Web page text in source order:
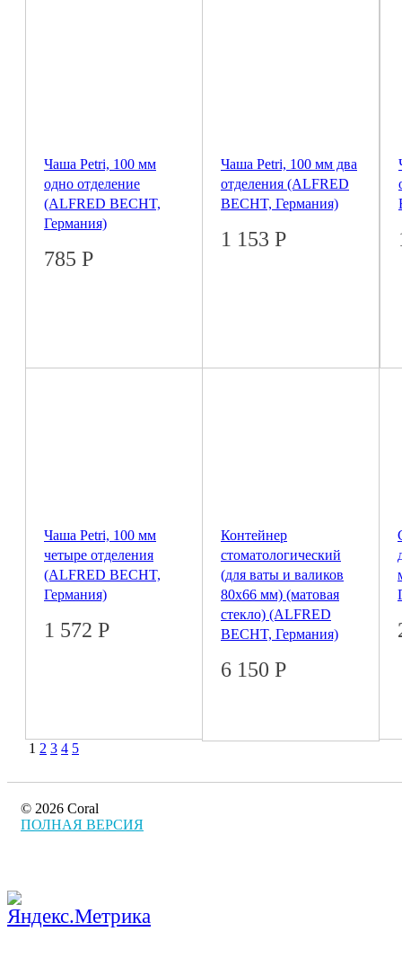
Чаша Petri, 100 мм
одно отделение
(ALFRED BECHT,
Германия)
785 Р
Чаша Petri, 100 мм два
отделения (ALFRED
BECHT, Германия)
1 153 Р
Чаша Petri, 100 мм
четыре отделения
(ALFRED BECHT,
Германия)
1 572 Р
Контейнер
стоматологический
(для ваты и валиков
80х66 мм) (матовая
стекло) (ALFRED
BECHT, Германия)
6 150 Р
1 2 3 4 5
© 2026 Coral
ПОЛНАЯ ВЕРСИЯ